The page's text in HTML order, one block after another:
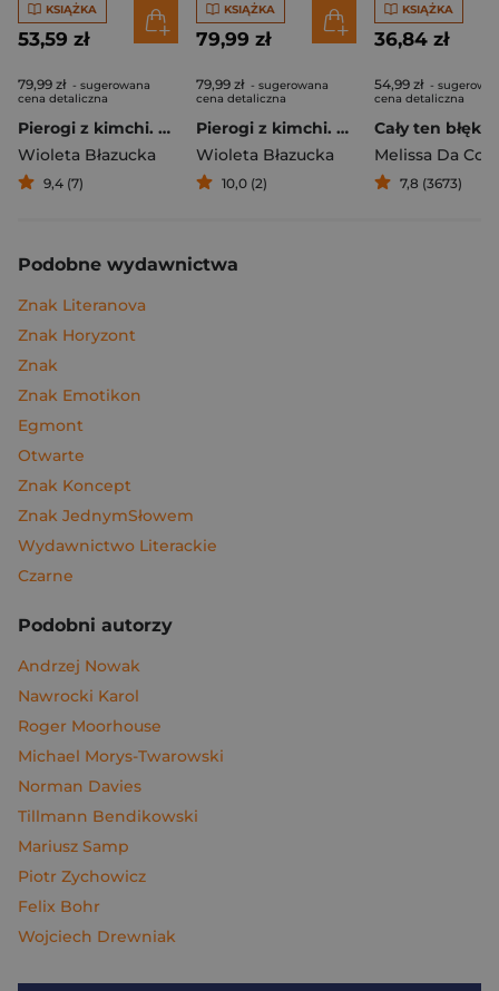
KSIĄŻKA
53,59 zł
79,99 zł - sugerowana
cena detaliczna
Pierogi z kimchi. Moje ulubione azjatyckie przepisy
Wioleta Błazucka
9,4 (7)
KSIĄŻKA
79,99 zł
79,99 zł - sugerowana
cena detaliczna
Pierogi z kimchi. Moje ulubione azjatyckie przepisy - książka z autografem
Wioleta Błazucka
10,0 (2)
KSIĄŻKA
36,84 zł
54,99 zł -
cena detaliczna
Cały ten błękit
Melissa Da
7,8 (3673)
Podobne wydawnictwa
Znak Literanova
Znak Horyzont
Znak
Znak Emotikon
Egmont
Otwarte
Znak Koncept
Znak JednymSłowem
Wydawnictwo Literackie
Czarne
Podobni autorzy
Andrzej Nowak
Nawrocki Karol
Roger Moorhouse
Michael Morys-Twarowski
Norman Davies
Tillmann Bendikowski
Mariusz Samp
Piotr Zychowicz
Felix Bohr
Wojciech Drewniak